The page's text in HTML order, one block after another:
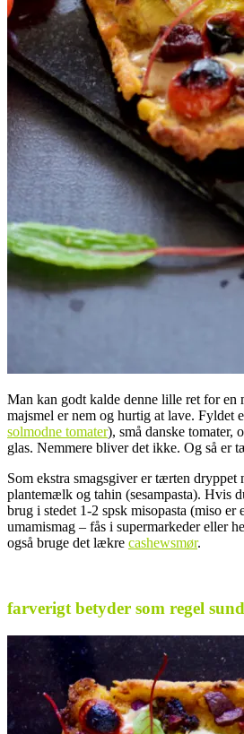
Man kan godt kalde denne lille ret for en
majsmel er nem og hurtig at lave. Fyldet
solmodne tomater), små danske tomater,
glas. Nemmere bliver det ikke. Og så er
Som ekstra smagsgiver er tærten dryppet
plantemælk og tahin (sesampasta). Hvis
brug i stedet 1-2 spsk misopasta (miso er
umamismag – fås i supermarkeder eller
også bruge det lækre cashewsmør.
farverigt betyder som regel